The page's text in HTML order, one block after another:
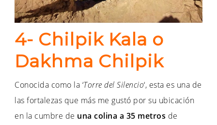
4- Chilpik Kala o
Dakhma Chilpik
Conocida como la ‘Torre del Silencio‘, esta es una de
las fortalezas que más me gustó por su ubicación
en la cumbre de una colina a 35 metros de